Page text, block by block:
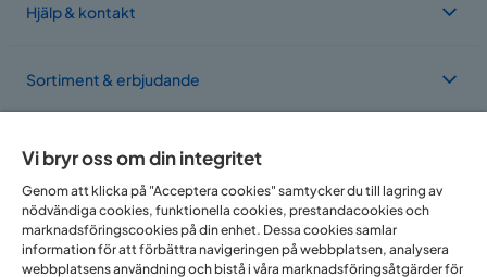
Hjälp & kontakt
Sortiment & erbjudande
Vi finns i flera länder
Vi bryr oss om din integritet
Genom att klicka på "Acceptera cookies" samtycker du till lagring av
nödvändiga cookies, funktionella cookies, prestandacookies och
marknadsföringscookies på din enhet. Dessa cookies samlar
information för att förbättra navigeringen på webbplatsen, analysera
webbplatsens användning och bistå i våra marknadsföringsåtgärder för